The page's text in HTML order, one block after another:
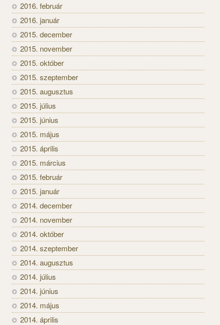
2016. február
2016. január
2015. december
2015. november
2015. október
2015. szeptember
2015. augusztus
2015. július
2015. június
2015. május
2015. április
2015. március
2015. február
2015. január
2014. december
2014. november
2014. október
2014. szeptember
2014. augusztus
2014. július
2014. június
2014. május
2014. április